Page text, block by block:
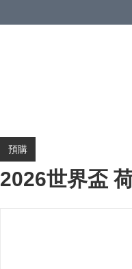
預購
2026世界盃